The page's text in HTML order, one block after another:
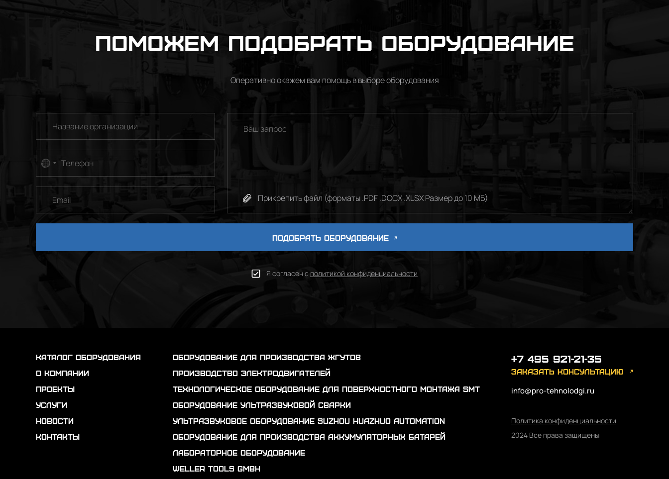
Поможем подобрать оборудование
Оперативно окажем вам помощь в выборе оборудования
No
Прикрепить файл (форматы .PDF .DOCX .XLSX Размер до 10 МБ)
ПОДОБРАТЬ ОБОРУДОВАНИЕ
Я согласен с политикой конфиденциальности
каталог оборудования
о компании
проекты
услуги
новости
контакты
Оборудование для производства жгутов
Производство электродвигателей
Технологическое оборудование для поверхностного монтажа SMT
Оборудование ультразвуковой сварки
Ультразвуковое оборудование Suzhou Huazhuo automation
Оборудование для производства аккумуляторных батарей
Лабораторное оборудование
Weller Tools GmbH
+7 495 921-21-35
заказать консультацию
info@pro-tehnolodgi.ru
Политика конфиденциальности
2024 Все права защищены